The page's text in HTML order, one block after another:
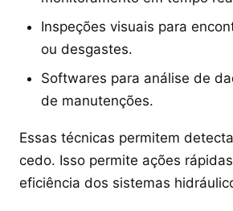
Inspeções visuais para
ou desgastes.
Softwares para análise de
de manutenções.
Essas técnicas permitem
cedo. Isso permite ações
eficiência dos sistemas